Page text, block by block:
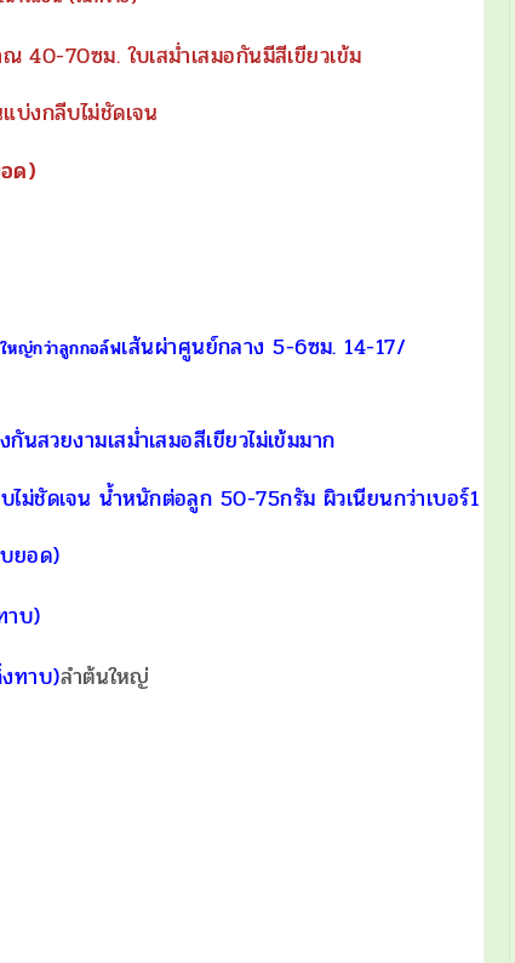
40-70ซม. ใบเสม่ำเสมอกันมีสีเขียวเข้ม
แบ่งกลีบไม่ชัดเจน
ด)
หญ่กว่าลูกกอล์ฟเส้นผ่าศูนย์กลาง 5-6ซม. 14-17/
กันสวยงามเสม่ำเสมอสีเขียวไม่เข้มมาก
ม่ชัดเจน น้ำหนักต่อลูก 50-75กรัม ผิวเนียนกว่าเบอร์1
ยอด)
าบ)
ทาบ)ลำต้นใหญ่